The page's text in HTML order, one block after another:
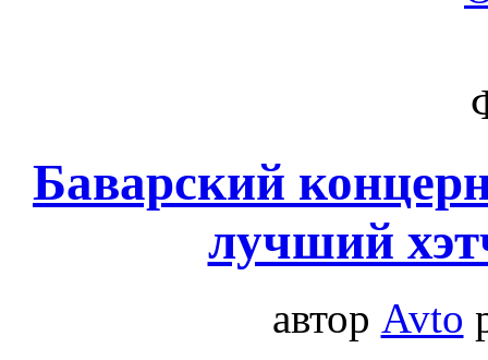
Баварский
лучший
автор Avto